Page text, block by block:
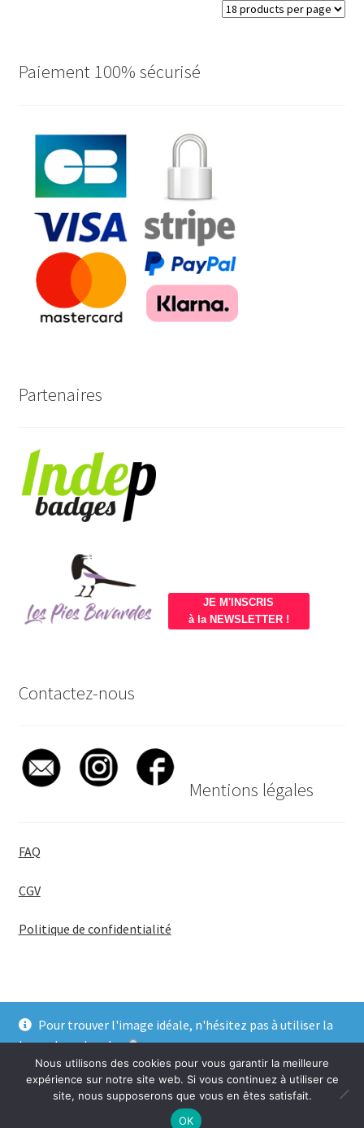
Pour trouver l'image idéale, n'hésitez pas à utiliser la
barre de recherche
Ignorer
plus
ancien
Paiement 100% sécurisé
Partenaires
JE M'INSCRIS
à la NEWSLETTER !
Contactez-nous
Mentions légales
FAQ
CGV
Politique de confidentialité
© BadgeGirl® 2026
Nous utilisons des cookies pour vous garantir la meilleure
expérience sur notre site web. Si vous continuez à utiliser ce
site, nous supposerons que vous en êtes satisfait.
OK